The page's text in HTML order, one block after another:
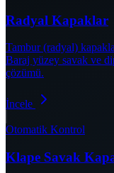
Radyal Kapaklar
Tambur (radyal)
Baraj yüzey savak ve
çözümü.
İncele
Otomatik Kontrol
Klape Savak